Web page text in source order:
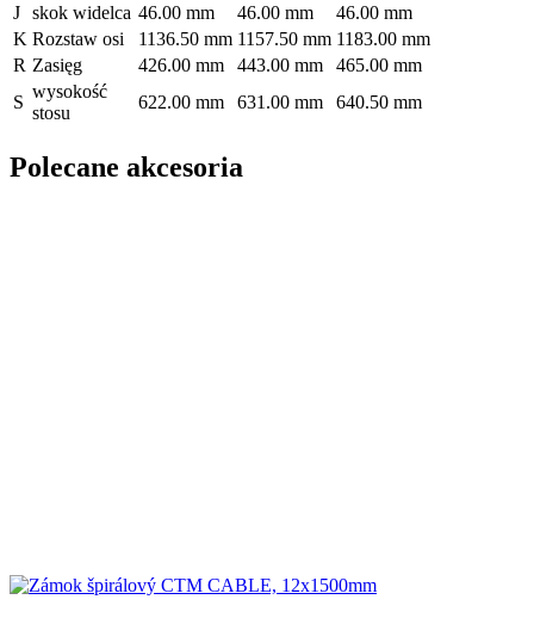
J skok widelca 46.00 mm 46.00 mm
46.00 mm
K Rozstaw osi 1136.50 mm 1157.50 mm 1183.00 mm
R Zasięg 426.00 mm 443.00 mm
465.00 mm
S
wysokość
stosu
622.00 mm 631.00 mm 640.50 mm
Polecane akcesoria